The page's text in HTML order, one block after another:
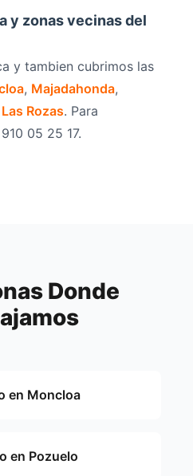
y zonas vecinas del
y tambien cubrimos las
, Majadahonda,
Las Rozas. Para
05 25 17.
Donde
en Moncloa
en Pozuelo